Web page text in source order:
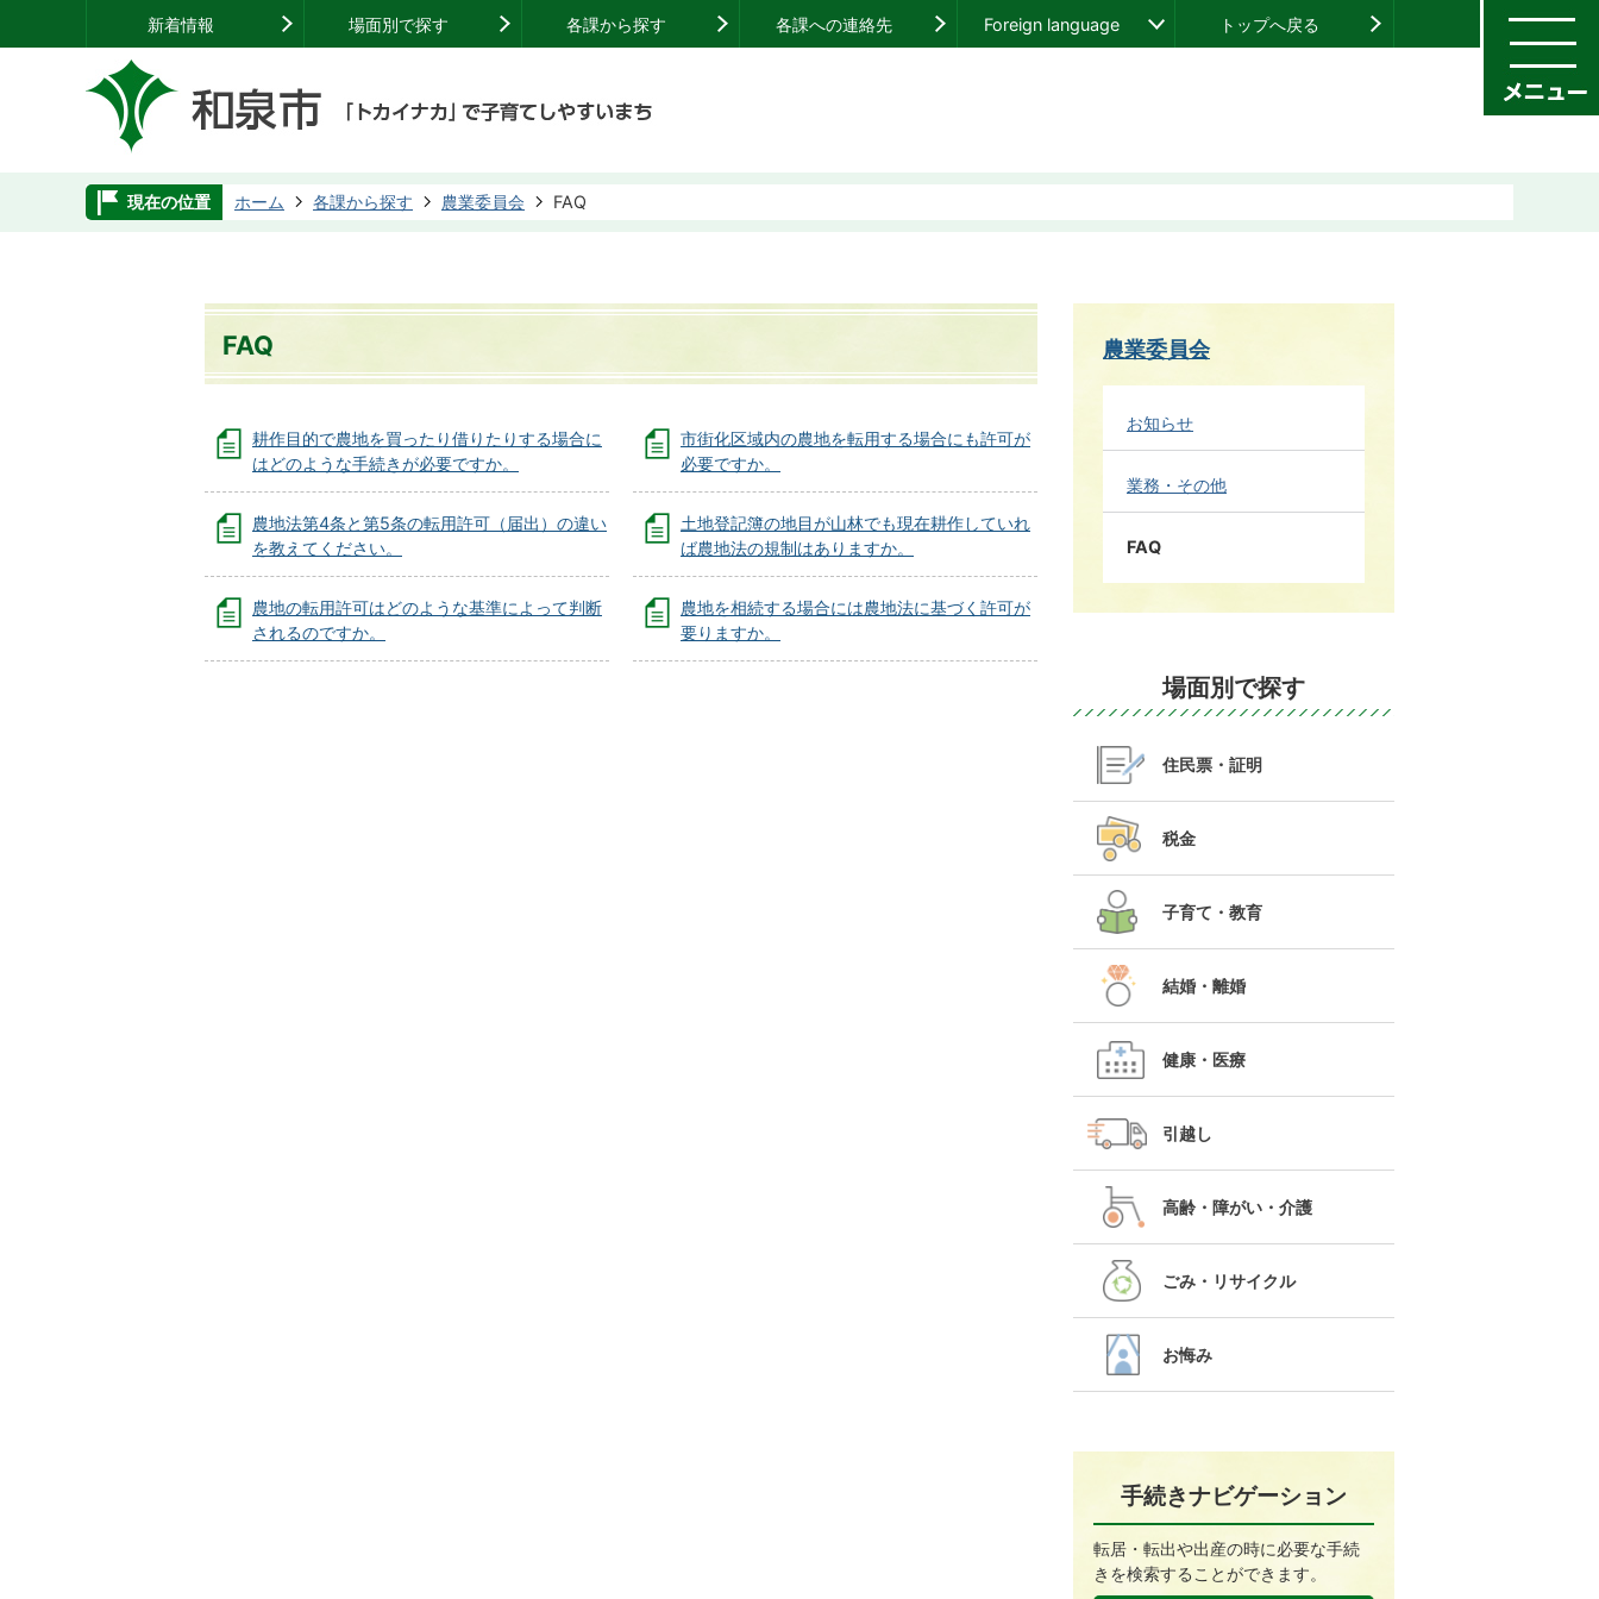
新着情報 場面別で探す 各課から探す 各課への連絡先 Foreign language トップへ戻る
現在の位置 ホーム 各課から探す 農業委員会 FAQ
FAQ
耕作目的で農地を買ったり借りたりする場合に
はどのような手続きが必要ですか。
市街化区域内の農地を転用する場合にも許可が
必要ですか。
農地法第4条と第5条の転用許可（届出）の違い
を教えてください。
土地登記簿の地目が山林でも現在耕作していれ
ば農地法の規制はありますか。
農地の転用許可はどのような基準によって判断
されるのですか。
農地を相続する場合には農地法に基づく許可が
要りますか。
農業委員会
お知らせ
業務・その他
FAQ
場面別で探す
住民票・証明
税金
子育て・教育
結婚・離婚
健康・医療
引越し
高齢・障がい・介護
ごみ・リサイクル
お悔み
手続きナビゲーション
転居・転出や出産の時に必要な手続
きを検索することができます。